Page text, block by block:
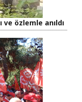
ve özlemle anıldı